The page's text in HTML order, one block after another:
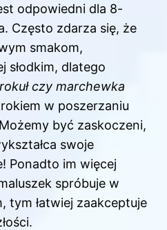
odpowiedni dla 8-
. Często zdarza się, że
smakom,
słodkim, dlatego
czy marchewka
w poszerzaniu
być zaskoczeni,
swoje
Ponadto im więcej
spróbuje w
tym łatwiej zaakceptuje